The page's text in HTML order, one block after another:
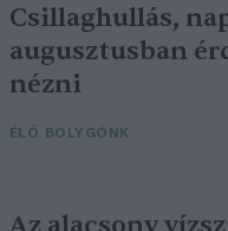
Csillaghullás,
augusztusban
nézni
ÉLŐ BOLYGÓNK